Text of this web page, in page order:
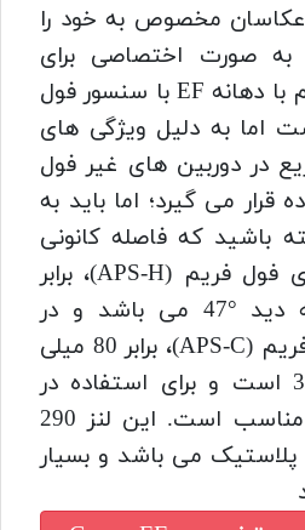
مخصوص به خود را
صورت اختصاصی برای
دوربین های فول فریم با دهانه EF با سنسور فول
اما به دلیل ویژگی های
در دوربین های غیر فول
قرار می گیرد؛ اما باید به
باشید که فاصله کانونی
این لنز در سنسورهای فول فریم (APS-H)، برابر
65 میلی‌متر با زاویه دید °47 می باشد و در
سنسورهای غیر فول فریم (APS-C)، برابر 80 میلی
متر با زاویه دید °31 است و برای استفاده در
عکاسی پرتره بسیار مناسب است. این لنز 290
می باشد و بسیار